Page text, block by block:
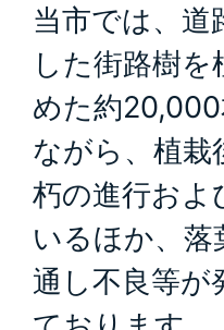
当市では、道
した街路樹
めた約
ながら、植栽
朽の進行およ
いるほか、
通し不良等が